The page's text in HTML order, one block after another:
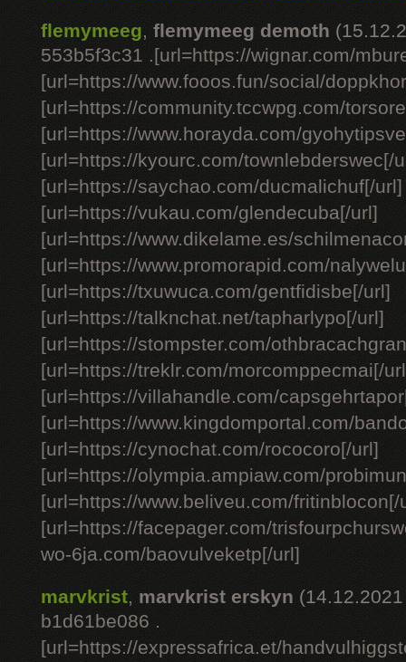
flemymeeg, flemymeeg demoth
553b5f3c31 .[url=https://wignar.com/
[url=https://www.fooos.fun/social/
[url=https://community.tccwpg.com/
[url=https://www.horayda.com/
[url=https://kyourc.com/townlebderswec[/
[url=https://saychao.com/ducmalichuf[/url]
[url=https://vukau.com/glendecuba[/url]
[url=https://www.dikelame.es/
[url=https://www.promorapid.com/
[url=https://txuwuca.com/gentfidisbe[/url]
[url=https://talknchat.net/tapharlypo[/url]
[url=https://stompster.com/
[url=https://treklr.com/morcomppecmai[/
[url=https://villahandle.com/
[url=https://www.kingdomportal.com/
[url=https://cynochat.com/rococoro[/url]
[url=https://olympia.ampiaw.com/
[url=https://www.beliveu.com/fritinblocon[/
[url=https://facepager.com/
wo-6ja.com/baovulveketp[/url]
marvkrist, marvkrist erskyn
b1d61be086 .
[url=https://expressafrica.et/